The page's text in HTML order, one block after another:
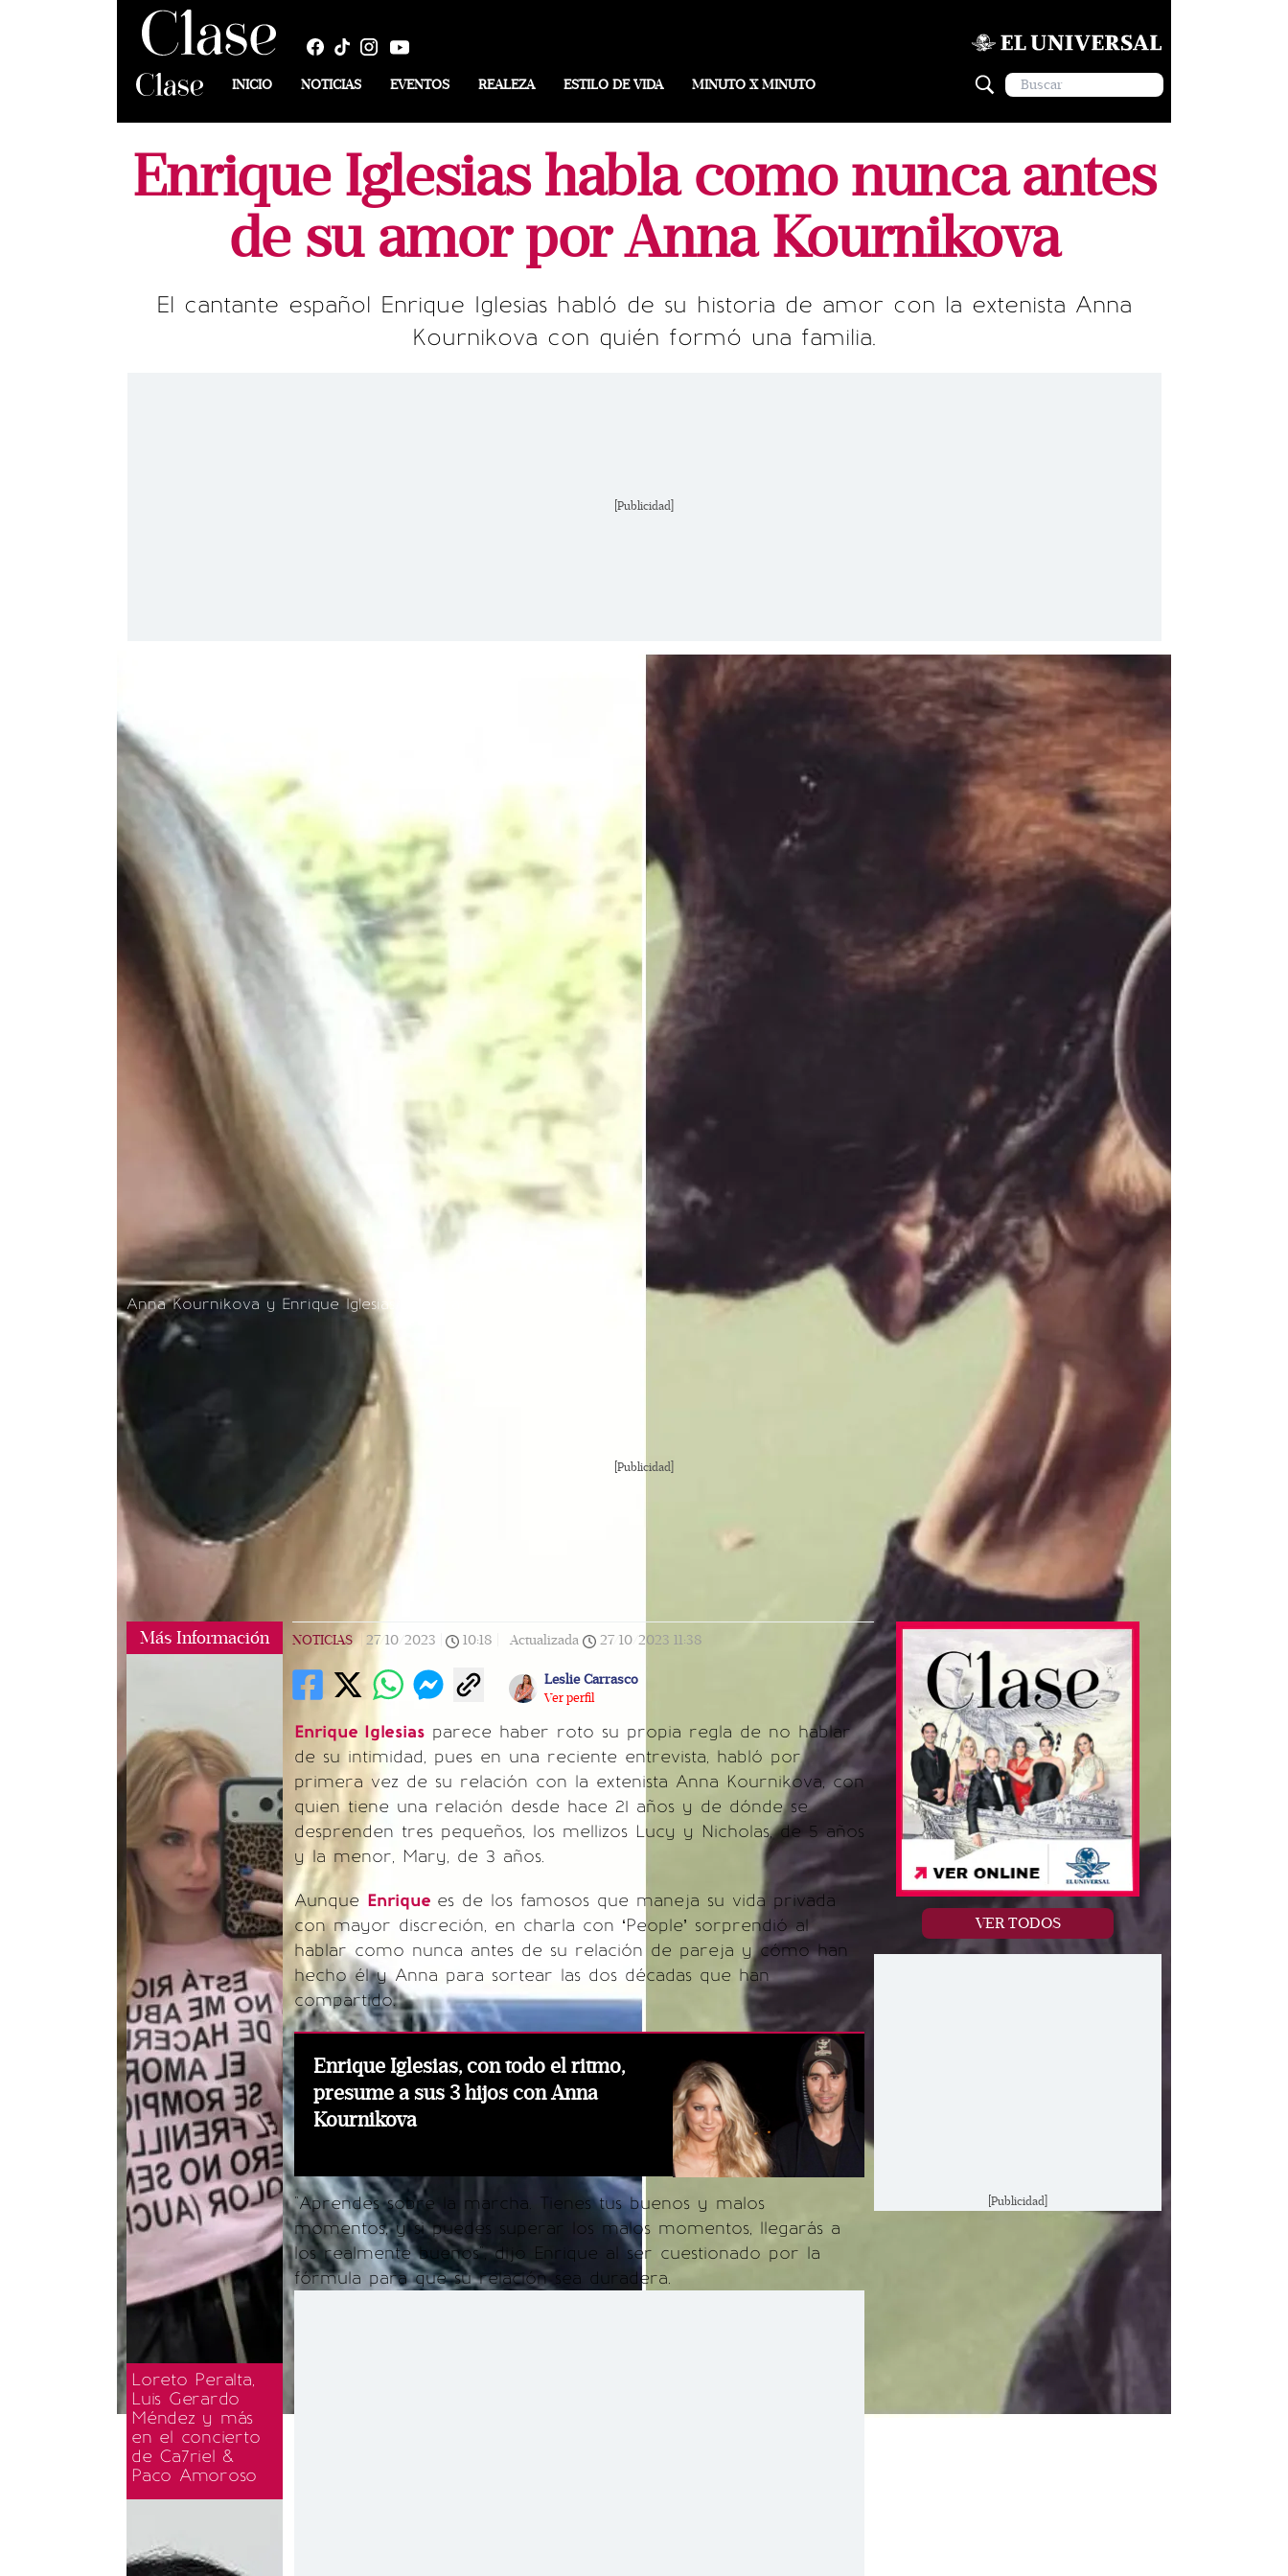
INICIO NOTICIAS EVENTOS REALEZA ESTILO DE VIDA MINUTO X MINUTO
Enrique Iglesias habla como nunca antes
de su amor por Anna Kournikova
El cantante español Enrique Iglesias habló de su historia de amor con la extenista Anna
Kournikova con quién formó una familia.
[Publicidad]
Anna Kournikova y Enrique Iglesias/Instagram.
[Publicidad]
Más Información
Loreto Peralta,
Luis Gerardo
Méndez y más
en el concierto
de Ca7riel &
Paco Amoroso
NOTICIAS 27/10/2023 10:18 Actualizada 27/10/2023 11:38
Leslie Carrasco
Ver perfil
Enrique Iglesias parece haber roto su propia regla de no hablar
de su intimidad, pues en una reciente entrevista, habló por
primera vez de su relación con la extenista Anna Kournikova, con
quien tiene una relación desde hace 21 años y de dónde se
desprenden tres pequeños, los mellizos Lucy y Nicholas, de 5 años
y la menor, Mary, de 3 años.
Aunque Enrique es de los famosos que maneja su vida privada
con mayor discreción, en charla con ‘People’ sorprendió al
hablar como nunca antes de su relación de pareja y cómo han
hecho él y Anna para sortear las dos décadas que han
compartido.
Enrique Iglesias, con todo el ritmo,
presume a sus 3 hijos con Anna
Kournikova
"Aprendes sobre la marcha. Tienes tus buenos y malos
momentos, y si puedes superar los malos momentos, llegarás a
los realmente buenos", dijo Enrique al ser cuestionado por la
fórmula para que su relación sea duradera.
VER TODOS
[Publicidad]